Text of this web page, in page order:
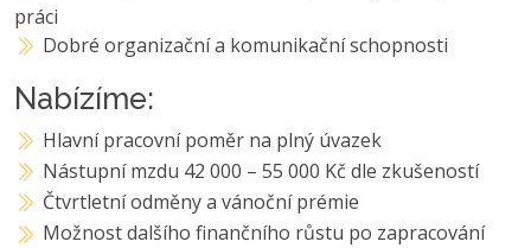
práci
Dobré organizační a komunikační schopnosti
Nabízíme:
Hlavní pracovní poměr na plný úvazek
Nástupní mzdu 42 000 – 55 000 Kč dle zkušeností
Čtvrtletní odměny a vánoční prémie
Možnost dalšího finančního růstu po zapracování